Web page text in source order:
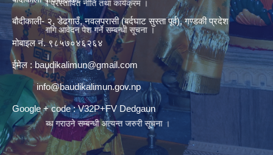
प्रस्तावित नीति तथा कार्यक्रम ।
लागि आवेदन पेश गर्ने सम्बन्धी सूचना ।
।
।
गराउने सम्बन्धी अत्यन्त जरुरी सूचना ।
बौदीकाली- २, डेढगाउँ, नवलपरासी (बर्दघाट सुस्ता पूर्व), गण्डकी प्रदेश
मोबाइल नं. ९८५७०४६२६४
ईमेल : baudikalimun@gmail.com
info@baudikalimun.gov.np
Google + code : V32P+FV Dedgaun